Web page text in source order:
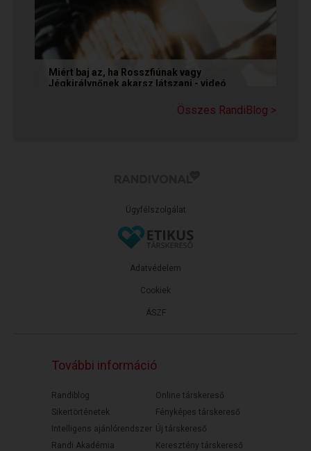
Miért baj az, ha Rosszfiúnak vagy
Jégkirálynőnek akarsz látszani - videó
társkereső Rosszfiúként vagy Jégkirálynőként
Összes RandiBlog >
Ügyfélszolgálat
ÁSZF
Adatvédelem
Cookiek
További információ
Randiblog
Sikertörténetek
Intelligens ajánlórendszer
Randi Akadémia
Online társkereső
Fényképes társkereső
Új társkereső
Keresztény társkereső